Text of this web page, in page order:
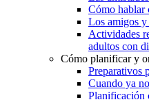
Cómo hablar
Los amigos y
Actividades
adultos con
Cómo planificar y
Preparativos
Cuando ya
Planificación